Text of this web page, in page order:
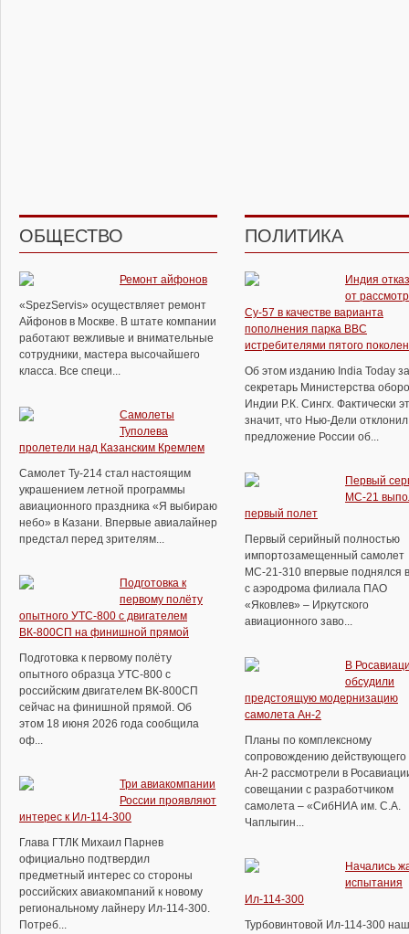
ОБЩЕСТВО
Ремонт айфонов
«SpezServis» осуществляет ремонт
Айфонов в Москве. В штате компании
работают вежливые и внимательные
сотрудники, мастера высочайшего
класса. Все специ...
Самолеты
Туполева
пролетели над Казанским Кремлем
Самолет Ту-214 стал настоящим
украшением летной программы
авиационного праздника «Я выбираю
небо» в Казани. Впервые авиалайнер
предстал перед зрителям...
Подготовка к
первому полёту
опытного УТС-800 с двигателем
ВК-800СП на финишной прямой
Подготовка к первому полёту
опытного образца УТС-800 с
российским двигателем ВК-800СП
сейчас на финишной прямой. Об
этом 18 июня 2026 года сообщила
оф...
Три авиакомпании
России проявляют
интерес к Ил-114-300
Глава ГТЛК Михаил Парнев
официально подтвердил
предметный интерес со стороны
российских авиакомпаний к новому
региональному лайнеру Ил-114-300.
Потреб...
ПОЛИТИКА
Индия
от
Су-57 в качестве варианта
пополнения парка ВВС
истребителями пятого
Об этом изданию India Today
секретарь Министерства
Индии Р.К. Сингх. Фактически
значит, что Нью-Дели отклонил
предложение России об...
Первый
МС-21
первый полет
Первый серийный полностью
импортозамещенный самолет
МС-21-310 впервые поднялся
с аэродрома филиала ПАО
«Яковлев» – Иркутского
авиационного заво...
В
обсудили
предстоящую модернизацию
самолета Ан-2
Планы по комплексному
сопровождению действующего
Ан-2 рассмотрели в
совещании с разработчиком
самолета – «СибНИА им. С.А.
Чаплыгин...
Начались
испытания
Ил-114-300
Турбовинтовой Ил-114-300